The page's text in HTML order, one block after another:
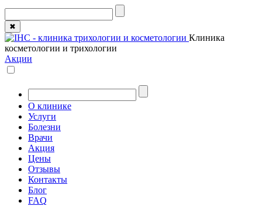
✖
Клиника
косметологии и трихологии
Акции
О клинике
Услуги
Болезни
Врачи
Акция
Цены
Отзывы
Контакты
Блог
FAQ